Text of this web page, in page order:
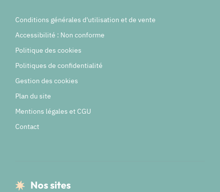
Conditions générales d'utilisation et de vente
Accessibilité : Non conforme
Politique des cookies
Politiques de confidentialité
Gestion des cookies
Plan du site
Mentions légales et CGU
Contact
Nos sites